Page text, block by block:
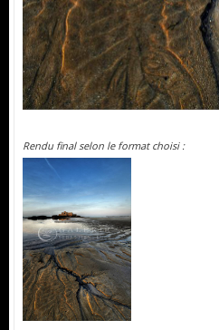
Rendu final selon le format choisi :